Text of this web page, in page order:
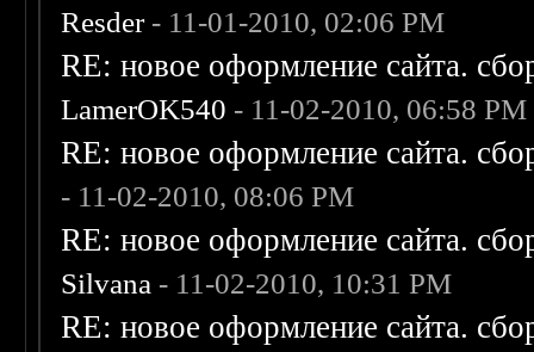
Resder- 11-01-2010, 02:06 PM
RE: новое оформление сайта.
LamerOK540 - 11-02-2010, 06:58 PM
RE: новое оформление сайта.
- 11-02-2010, 08:06 PM
RE: новое оформление сайта.
Silvana - 11-02-2010, 10:31 PM
RE: новое оформление сайта.